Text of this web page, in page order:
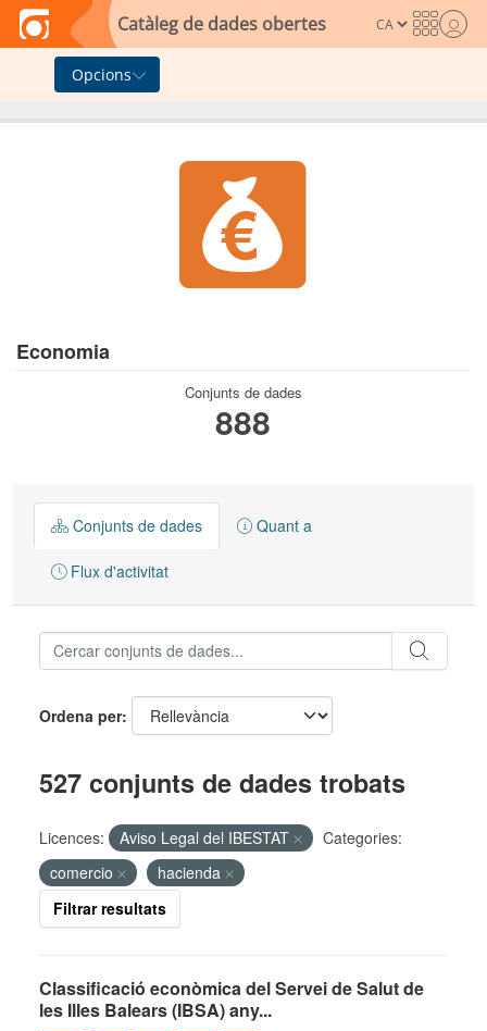
Skip to main content
Catàleg de dades obertes
Opcions
Economia
Conjunts de dades
888
Conjunts de dades Quant a
Flux d'activitat
Ordena per
527 conjunts de dades trobats
Licences: Aviso Legal del IBESTAT
Categories:
comercio
hacienda
Filtrar resultats
Classificació econòmica del Servei de Salut de
les Illes Balears (IBSA) any...